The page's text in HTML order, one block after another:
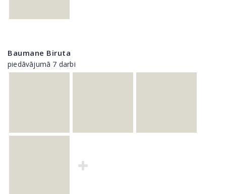
Baumane Biruta
piedāvājumā 7 darbi